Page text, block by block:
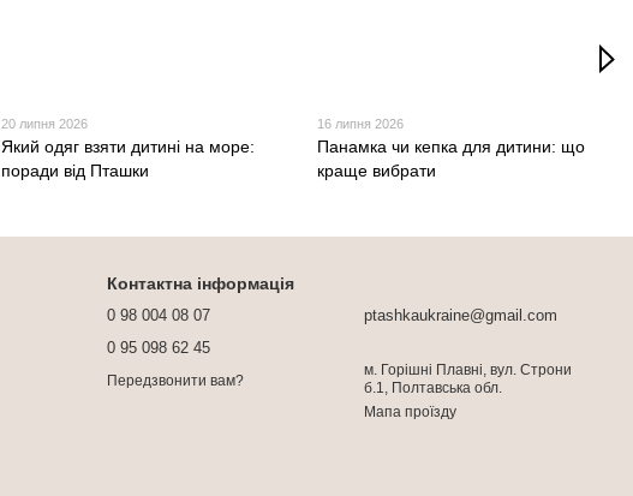
20 липня 2026
Який одяг взяти дитині на море:
поради від Пташки
16 липня 2026
Панамка чи кепка для дитини: що
краще вибрати
Контактна інформація
0 98 004 08 07
0 95 098 62 45
Передзвонити вам?
ptashkaukraine@gmail.com
м. Горішні Плавні, вул. Строни
б.1, Полтавська обл.
Мапа проїзду